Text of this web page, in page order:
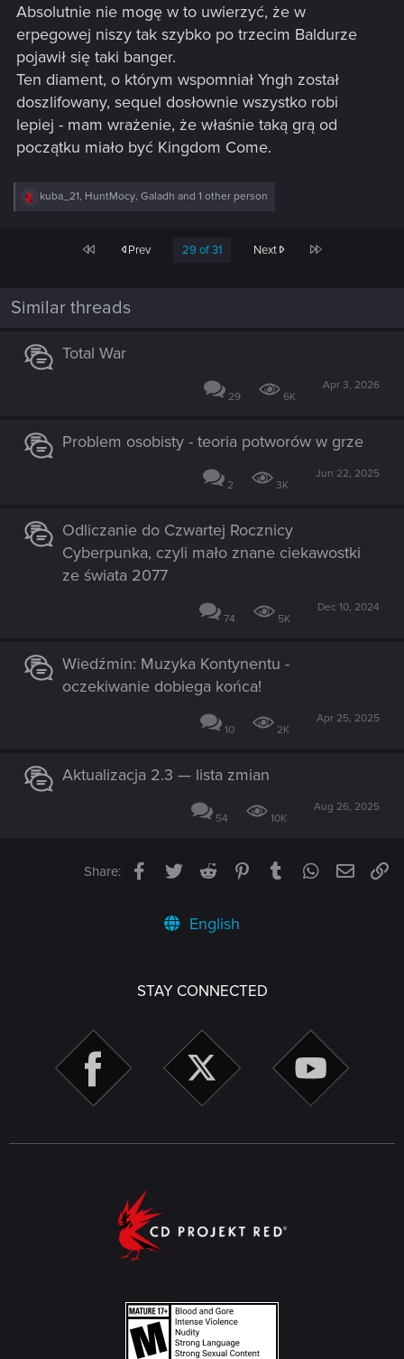
Absolutnie nie mogę w to uwierzyć, że w
erpegowej niszy tak szybko po trzecim Baldurze
pojawił się taki banger.
Ten diament, o którym wspomniał Yngh został
doszlifowany, sequel dosłownie wszystko robi
lepiej - mam wrażenie, że właśnie taką grą od
początku miało być Kingdom Come.
R
s
kuba_21, HuntMocy, Galadh and 1 other person
First Prev 29 of 31 Next Last
Similar threads
Total War
29 6K
Apr 3, 2026
Problem osobisty - teoria potworów w grze
2 3K
Jun 22, 2025
Odliczanie do Czwartej Rocznicy
Cyberpunka, czyli mało znane ciekawostki
ze świata 2077
74 5K
Dec 10, 2024
Wiedźmin: Muzyka Kontynentu -
oczekiwanie dobiega końca!
10 2K
Apr 25, 2025
Aktualizacja 2.3 — lista zmian
54 10K
Aug 26, 2025
Share: Facebook
TwitterReddit PinterestTumblrWhatsApp
Email
English
STAY CONNECTED